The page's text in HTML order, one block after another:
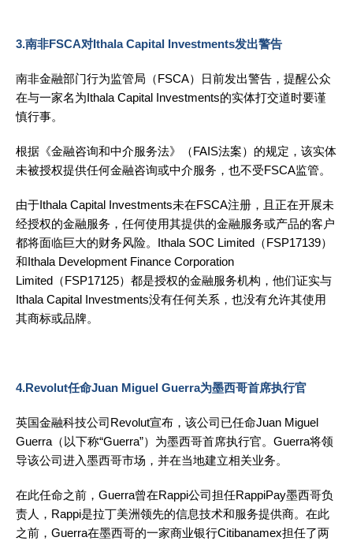
3.南非FSCA对Ithala Capital Investments发出警告
南非金融部门行为监管局（FSCA）日前发出警告，提醒公众
在与一家名为Ithala Capital Investments的实体打交道时要谨
慎行事。
根据《金融咨询和中介服务法》（FAIS法案）的规定，该实体
未被授权提供任何金融咨询或中介服务，也不受FSCA监管。
由于Ithala Capital Investments未在FSCA注册，且正在开展未
经授权的金融服务，任何使用其提供的金融服务或产品的客户
都将面临巨大的财务风险。Ithala SOC Limited（FSP17139）
和Ithala Development Finance Corporation
Limited（FSP17125）都是授权的金融服务机构，他们证实与
Ithala Capital Investments没有任何关系，也没有允许其使用
其商标或品牌。
4.Revolut任命Juan Miguel Guerra为墨西哥首席执行官
英国金融科技公司Revolut宣布，该公司已任命Juan Miguel
Guerra（以下称“Guerra”）为墨西哥首席执行官。Guerra将领
导该公司进入墨西哥市场，并在当地建立相关业务。
在此任命之前，Guerra曾在Rappi公司担任RappiPay墨西哥负
责人，Rappi是拉丁美洲领先的信息技术和服务提供商。在此
之前，Guerra在墨西哥的一家商业银行Citibanamex担任了两